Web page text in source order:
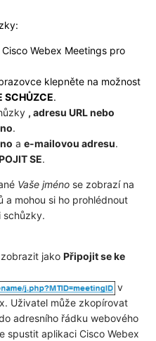
Webex Meetings pro
klepněte na možnost
SCHŮZCE.
, adresu URL nebo
.
a e-mailovou adresu.
SE.
Vaše jméno se zobrazí na
a mohou si ho prohlédnout
schůzky.
jako Připojit se ke
v
Uživatel může zkopírovat
adresního řádku webového
spustit aplikaci Cisco Webex